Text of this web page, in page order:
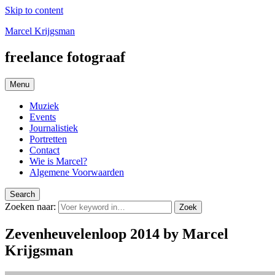
Skip to content
Marcel Krijgsman
freelance fotograaf
Menu
Muziek
Events
Journalistiek
Portretten
Contact
Wie is Marcel?
Algemene Voorwaarden
Search
Zoeken naar: Zoek
Zevenheuvelenloop 2014 by Marcel
Krijgsman